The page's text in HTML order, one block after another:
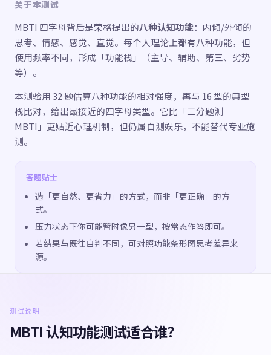
关于本测试
MBTI 四字母背后是荣格提出的八种认知功能：内倾/外倾的
思考、情感、感觉、直觉。每个人理论上都有八种功能，但
使用频率不同，形成「功能栈」（主导、辅助、第三、劣势
等）。
本测验用 32 题估算八种功能的相对强度，再与 16 型的典型
栈比对，给出最接近的四字母类型。它比「二分题测
MBTI」更贴近心理机制，但仍属自测娱乐，不能替代专业施
测。
答题贴士
选「更自然、更省力」的方式，而非「更正确」的方
式。
压力状态下你可能暂时像另一型，按常态作答即可。
若结果与既往自判不同，可对照功能条形图思考差异来
源。
测试说明
MBTI 认知功能测试适合谁？